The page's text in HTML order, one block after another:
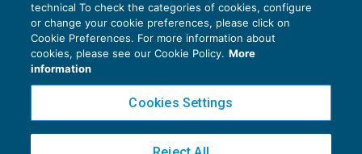
Privacy Policy
Cookie Policy
Copyright 2016 ©Gruppo Euroconference S.p.A.v2.32.1
technical To check the categories of cookies, configure
or change your cookie preferences, please click on
Cookie Preferences. For more information about
cookies, please see our Cookie Policy. More
information
Cookies Settings